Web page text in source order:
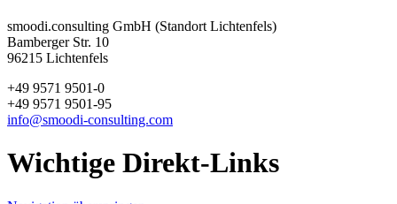
smoodi.consulting GmbH (Standort Lichtenfels)
Bamberger Str. 10
96215 Lichtenfels
+49 9571 9501-0
+49 9571 9501-95
info@smoodi-consulting.com
Wichtige Direkt-Links